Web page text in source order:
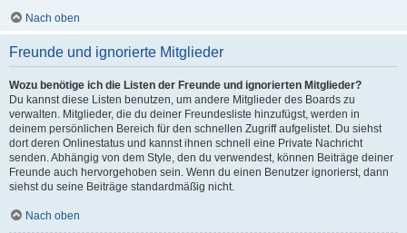
Nach oben
Freunde und ignorierte Mitglieder
Wozu benötige ich die Listen der Freunde und ignorierten Mitglieder?
Du kannst diese Listen benutzen, um andere Mitglieder des Boards zu
verwalten. Mitglieder, die du deiner Freundesliste hinzufügst, werden in
deinem persönlichen Bereich für den schnellen Zugriff aufgelistet. Du siehst
dort deren Onlinestatus und kannst ihnen schnell eine Private Nachricht
senden. Abhängig von dem Style, den du verwendest, können Beiträge deiner
Freunde auch hervorgehoben sein. Wenn du einen Benutzer ignorierst, dann
siehst du seine Beiträge standardmäßig nicht.
Nach oben